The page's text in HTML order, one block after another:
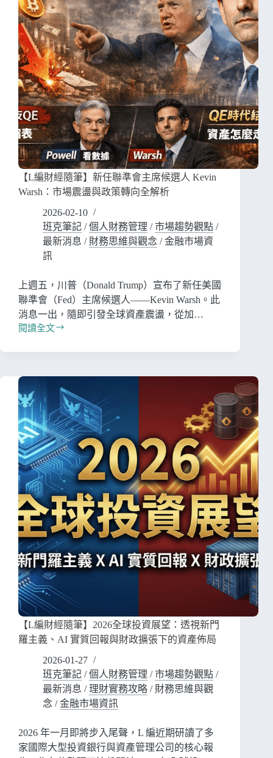
【L編財經隨筆】新任聯準會主席候選人 Kevin
Warsh：市場震盪與政策轉向全解析
2026-02-10
班克筆記 /個人財務管理 /市場趨勢觀點 /
最新消息 / 財務思維與觀念 /金融市場資
訊
上週五，川普（Donald Trump）宣布了新任美國
聯準會（Fed）主席候選人——Kevin Warsh。此
消息一出，隨即引發全球資產震盪，從加…
閱讀全文
【L編財經隨筆】2026全球投資展望：透視新門
羅主義、AI 實質回報與財政擴張下的資產佈局
2026-01-27
班克筆記 /個人財務管理 /市場趨勢觀點 /
最新消息 / 理財實務攻略 / 財務思維與觀
念 /金融市場資訊
2026 年一月即將步入尾聲，L 編近期研讀了多
家國際大型投資銀行與資產管理公司的核心報